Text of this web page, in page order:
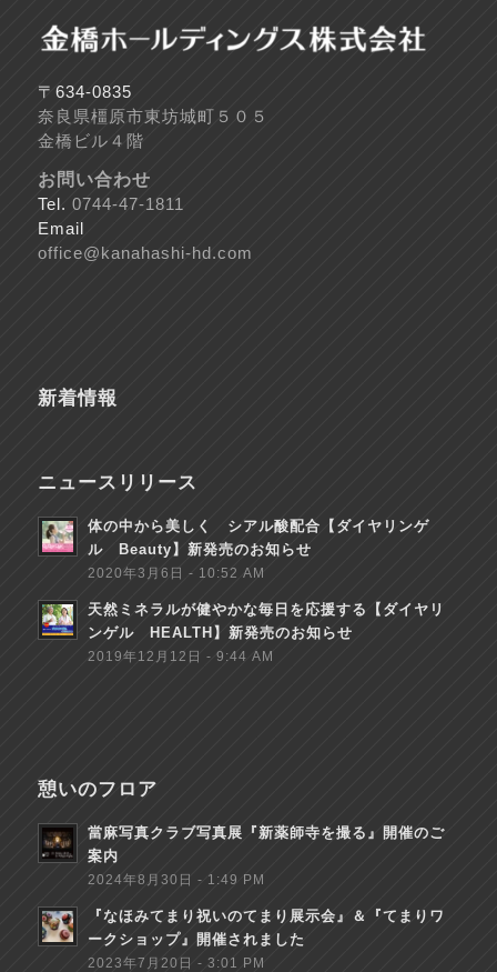
〒634-0835
奈良県橿原市東坊城町５０５
金橋ビル４階
お問い合わせ
Tel. 0744-47-1811
Email
office@kanahashi-hd.com
新着情報
ニュースリリース
体の中から美しく シアル酸配合【ダイヤリンゲ
ル Beauty】新発売のお知らせ
2020年3月6日 - 10:52 AM
天然ミネラルが健やかな毎日を応援する【ダイヤリ
ンゲル HEALTH】新発売のお知らせ
2019年12月12日 - 9:44 AM
憩いのフロア
當麻写真クラブ写真展『新薬師寺を撮る』開催のご
案内
2024年8月30日 - 1:49 PM
『なほみてまり祝いのてまり展示会』＆『てまりワ
ークショップ』開催されました
2023年7月20日 - 3:01 PM